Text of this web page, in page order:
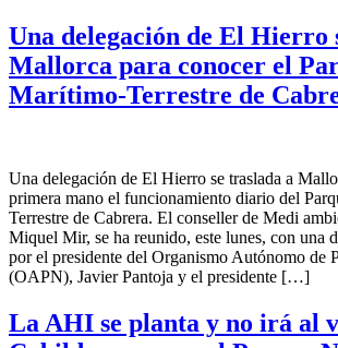
Una delegación de El Hierro
Mallorca para conocer el
Marítimo-Terrestre de
Una delegación de El Hierro se traslada a
primera mano el funcionamiento diario del
Terrestre de Cabrera. El conseller de Medi
Miquel Mir, se ha reunido, este lunes, con una
por el presidente del Organismo Autónomo de
(OAPN), Javier Pantoja y el presidente […]
La AHI se planta y no irá al